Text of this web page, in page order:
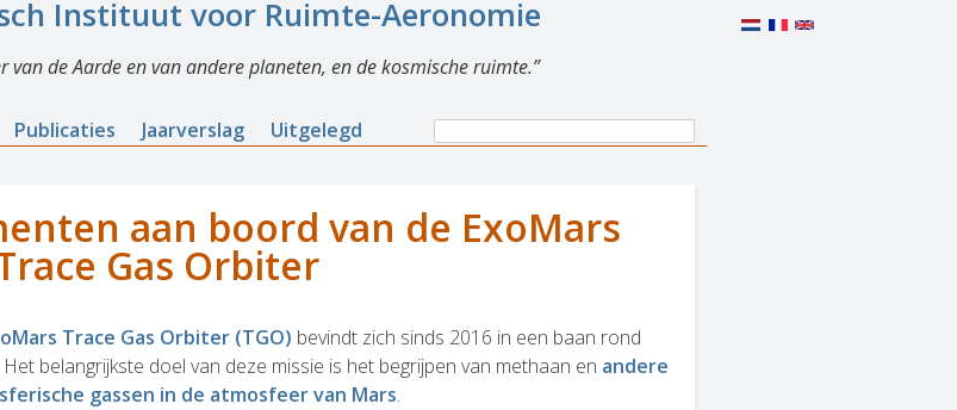
Instituut voor Ruimte-Aeronomie
van de Aarde en van andere planeten, en de kosmische ruimte.
Publicaties Jaarverslag Uitgelegd
Search
Search
aan boord van de ExoMars
Gas Orbiter
Trace Gas Orbiter (TGO) bevindt zich sinds 2016 in een baan rond
belangrijkste doel van deze missie is het begrijpen van methaan en andere
gassen in de atmosfeer van Mars.